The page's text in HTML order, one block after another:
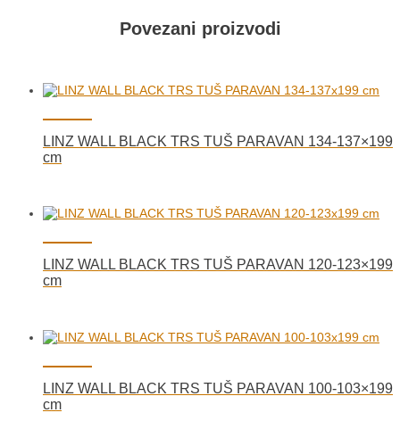
Povezani proizvodi
LINZ WALL BLACK TRS TUŠ PARAVAN 134-137×199
cm
LINZ WALL BLACK TRS TUŠ PARAVAN 120-123×199
cm
LINZ WALL BLACK TRS TUŠ PARAVAN 100-103×199
cm